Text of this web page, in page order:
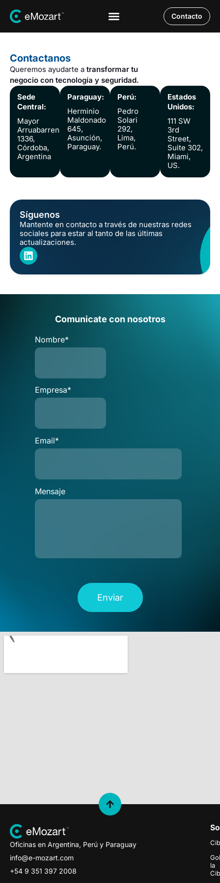
Contacto
Contactanos
Queremos ayudarte a transformar tu
negocio con tecnología y seguridad.
Sede
Central:
Mayor
Arruabarrena
1336,
Córdoba,
Argentina
Paraguay:
Herminio
Maldonado
645,
Asunción,
Paraguay.
Perú:
Pedro
Solari
292,
Lima,
Perú.
Estados
Unidos:
111 SW
3rd
Street,
Suite 302,
Miami,
US.
Síguenos
Mantente en contacto a través de nuestras redes
sociales para estar al tanto de las últimas
actualizaciones.
Comunicate con nosotros
Nombre*
Empresa*
Email*
Mensaje
Oficinas en Argentina, Perú y Paraguay
info@e-mozart.com
+54 9 351 397 2008
la